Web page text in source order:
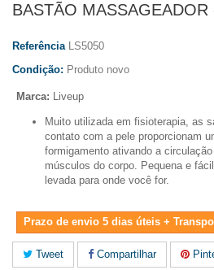
BASTÃO MASSAGEADOR
Referência LS5050
Condição: Produto novo
Marca: Liveup
Muito utilizada em fisioterapia, as
contato com a pele proporcionam
formigamento ativando a
músculos do corpo. Pequena e
levada para onde você for.
Prazo de envio 5 dias úteis +
Tweet Compartilhar